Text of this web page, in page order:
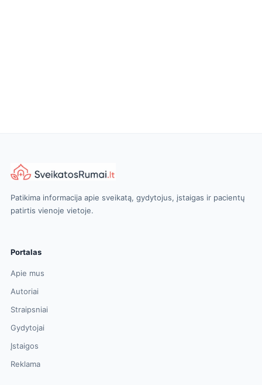
Patikima informacija apie sveikatą, gydytojus, įstaigas ir pacientų
patirtis vienoje vietoje.
Portalas
Apie mus
Autoriai
Straipsniai
Gydytojai
Įstaigos
Reklama